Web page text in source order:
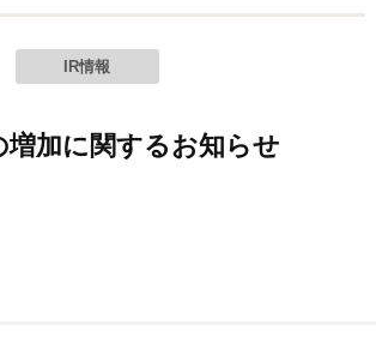
IR情報
増加に関するお知らせ